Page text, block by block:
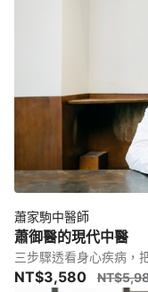
蕭家駒中醫師
蕭御醫的現代中醫
三步驟透看身心疾病，
NT$3,580